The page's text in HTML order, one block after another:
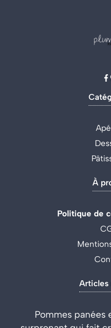
À
Politique de
Articles
Pommes